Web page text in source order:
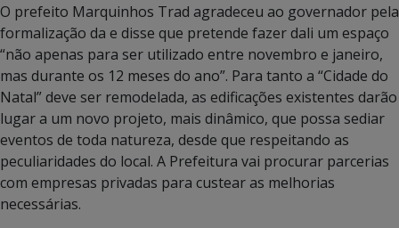
O prefeito Marquinhos Trad agradeceu ao governador pela
formalização da e disse que pretende fazer dali um espaço
“não apenas para ser utilizado entre novembro e janeiro,
mas durante os 12 meses do ano”. Para tanto a “Cidade do
Natal” deve ser remodelada, as edificações existentes darão
lugar a um novo projeto, mais dinâmico, que possa sediar
eventos de toda natureza, desde que respeitando as
peculiaridades do local. A Prefeitura vai procurar parcerias
com empresas privadas para custear as melhorias
necessárias.